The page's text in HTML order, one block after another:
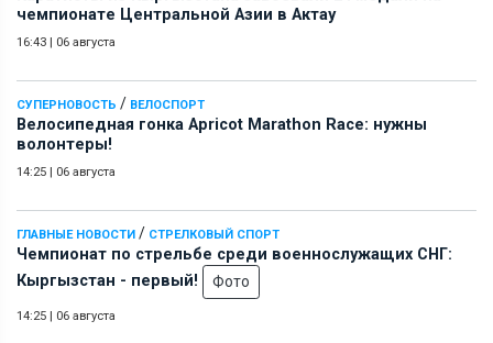
чемпионате Центральной Азии в Актау
16:43 | 06 августа
СУПЕРНОВОСТЬ / ВЕЛОСПОРТ
Велосипедная гонка Apricot Marathon Race: нужны
волонтеры!
14:25 | 06 августа
ГЛАВНЫЕ НОВОСТИ / СТРЕЛКОВЫЙ СПОРТ
Чемпионат по стрельбе среди военнослужащих СНГ:
Кыргызстан - первый!
Фото
14:25 | 06 августа